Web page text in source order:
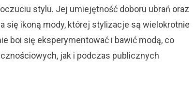
stylu. Jej umiejętność doboru ubrań oraz
się ikoną mody, której stylizacje są wielokrotnie
boi się eksperymentować i bawić modą, co
jak i podczas publicznych